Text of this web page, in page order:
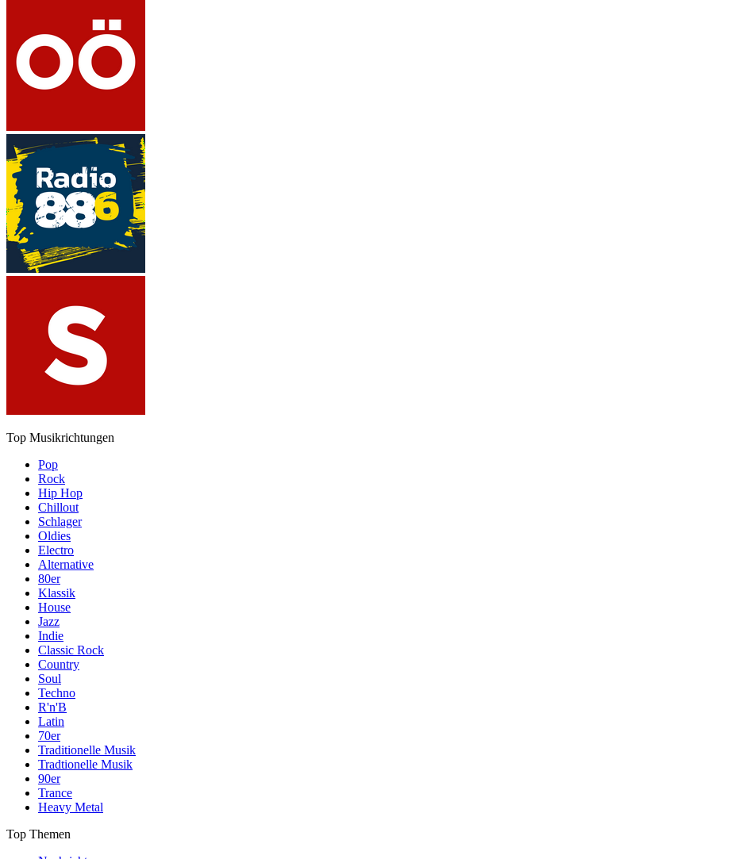
Top Musikrichtungen
Pop
Rock
Hip Hop
Chillout
Schlager
Oldies
Electro
Alternative
80er
Klassik
House
Jazz
Indie
Classic Rock
Country
Soul
Techno
R'n'B
Latin
70er
Traditionelle Musik
Tradtionelle Musik
90er
Trance
Heavy Metal
Top Themen